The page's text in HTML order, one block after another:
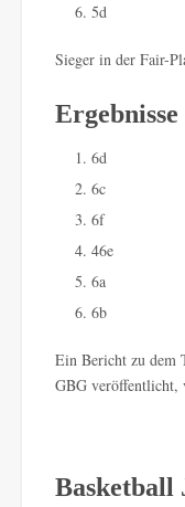
5d
Sieger in der Fair-
6d
6c
6f
46e
6a
6b
Ein Bericht zu dem
GBG veröffentlicht,
Basketball